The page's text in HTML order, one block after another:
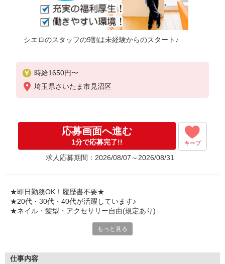
シエロのスタッフの9割は未経験からのスタート♪
時給1650円〜
※残業代支給
★交通費別途支給（規定あり）
入社祝い金10万円支給(規定有)
お友達を紹介頂くと,
インセンティブ支給(規定有)
゜・。○。・゜+゜・。○。・゜+゜
埼玉県さいたま市見沼区
応募画面へ進む
1分で応募完了!! キープ
求人応募期間：2026/08/07～2026/08/31
★即日勤務OK！履歴書不要★
★20代・30代・40代が活躍しています♪
★ネイル・髪型・アクセサリー自由(規定あり)
各キャリアの新機種が特別価格で購入OK！！
もっと見る
仕事内容